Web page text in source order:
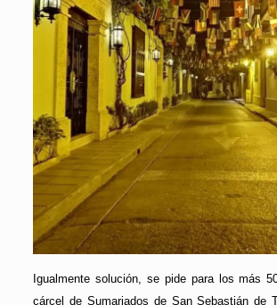
Igualmente solución, se pide para los más
cárcel de Sumariados de San Sebastián de